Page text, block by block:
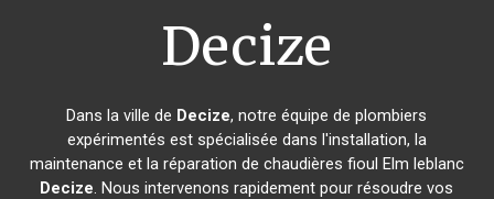
Decize
Dans la ville de Decize, notre équipe de plombiers
expérimentés est spécialisée dans l'installation, la
maintenance et la réparation de chaudières fioul Elm leblanc
Decize. Nous intervenons rapidement pour résoudre vos